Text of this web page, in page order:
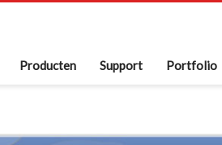
Producten Support Portfolio